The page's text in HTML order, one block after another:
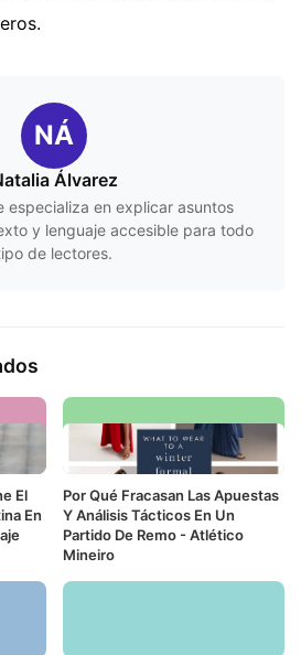
NÁ
Álvarez
especializa en explicar asuntos
y lenguaje accesible para todo
de lectores.
El
En
Por Qué Fracasan Las Apuestas
Y Análisis Tácticos En Un
Partido De Remo - Atlético
Mineiro